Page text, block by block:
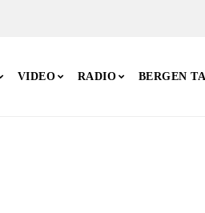
VIDEO RADIO BERGEN